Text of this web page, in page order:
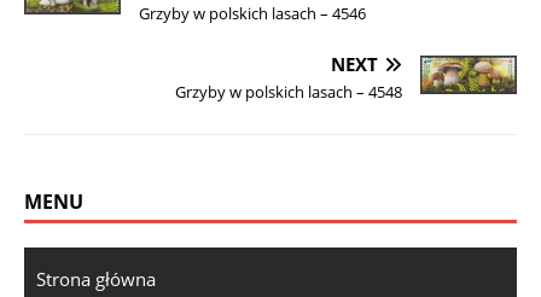
Grzyby w polskich lasach – 4546
NEXT
Grzyby w polskich lasach – 4548
MENU
Strona główna